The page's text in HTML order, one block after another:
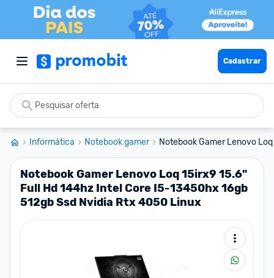
Cadastrar
Informática Notebook gamer Notebook Gamer Lenovo Loq
Notebook Gamer Lenovo Loq 15irx9 15.6"
Full Hd 144hz Intel Core I5-13450hx 16gb
512gb Ssd Nvidia Rtx 4050 Linux